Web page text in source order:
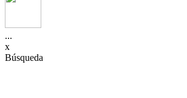
...
x
Búsqueda